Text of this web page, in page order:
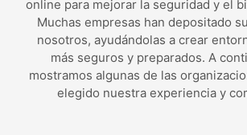
online para mejorar la seguridad y el
Muchas empresas han depositado
nosotros, ayudándolas a crear
más seguros y preparados. A
mostramos algunas de las
elegido nuestra experiencia y